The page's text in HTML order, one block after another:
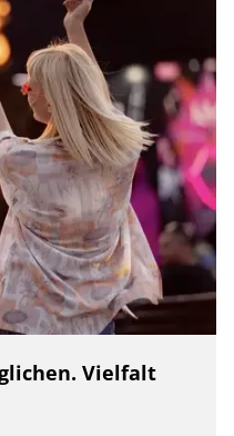
Vielfalt